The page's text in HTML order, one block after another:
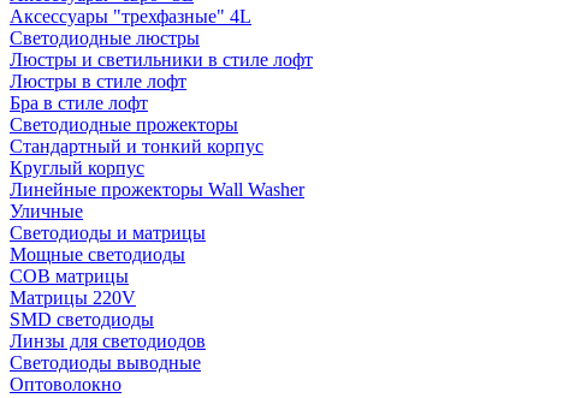
Аксессуары "трехфазные" 4L
Светодиодные люстры
Люстры и светильники в стиле лофт
Люстры в стиле лофт
Бра в стиле лофт
Светодиодные прожекторы
Стандартный и тонкий корпус
Круглый корпус
Линейные прожекторы Wall Washer
Уличные
Светодиоды и матрицы
Мощные светодиоды
COB матрицы
Матрицы 220V
SMD светодиоды
Линзы для светодиодов
Светодиоды выводные
Оптоволокно